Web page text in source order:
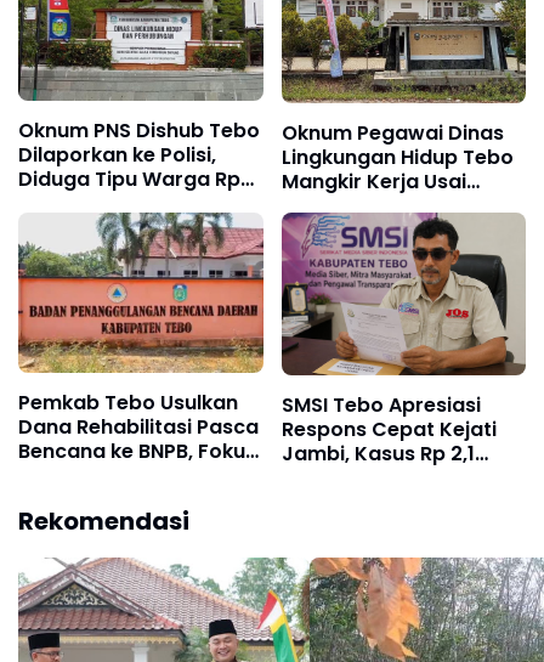
Oknum PNS Dishub Tebo
Dilaporkan ke Polisi,
Diduga Tipu Warga Rp
Masuk Kerja
Oknum Pegawai Dinas
Lingkungan Hidup Tebo
Mangkir Kerja Usai
Dipanggil Polisi, Atasan
Pilih Bungkam
Pemkab Tebo Usulkan
Dana Rehabilitasi Pasca
Bencana ke BNPB, Fokus
SMSI Tebo Apresiasi
Respons Cepat Kejati
Jambi, Kasus Rp 2,1
Rekomendasi